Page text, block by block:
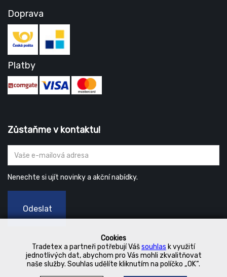
Cookies
Tradetex a partneři potřebují Vášsouhlas k využití
jednotlivých dat, abychom pro Vás mohli zkvalitňovat
naše služby. Souhlas udělíte kliknutím na políčko „OK“.
Doprava
Platby
Zůstaňme v kontaktu!
Nenechte si ujít novinky a akční nabídky.
Odeslat